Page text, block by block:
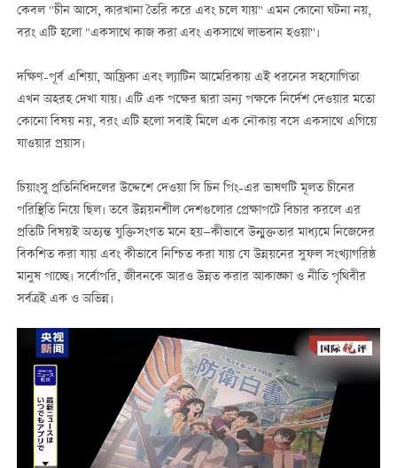
কেবল "চীন আসে, কারখানা তৈরি করে এবং চলে যায়" এমন কোনো ঘটনা নয়,
বরং এটি হলো "একসাথে কাজ করা এবং একসাথে লাভবান হওয়া"।
দক্ষিণ-পূর্ব এশিয়া, আফ্রিকা এবং ল্যাটিন আমেরিকায় এই ধরনের সহযোগিতা
এখন অহরহ দেখা যায়। এটি এক পক্ষের দ্বারা অন্য পক্ষকে নির্দেশ দেওয়ার মতো
কোনো বিষয় নয়, বরং এটি হলো সবাই মিলে এক নৌকায় বসে একসাথে এগিয়ে
যাওয়ার প্রয়াস।
চিয়াংসু প্রতিনিধিদলের উদ্দেশে দেওয়া সি চিন পিং-এর ভাষণটি মূলত চীনের
পরিস্থিতি নিয়ে ছিল। তবে উন্নয়নশীল দেশগুলোর প্রেক্ষাপটে বিচার করলে এর
প্রতিটি বিষয়ই অত্যন্ত যুক্তিসংগত মনে হয়—কীভাবে উন্মুক্ততার মাধ্যমে নিজেদের
বিকশিত করা যায় এবং কীভাবে নিশ্চিত করা যায় যে উন্নয়নের সুফল সংখ্যাগরিষ্ঠ
মানুষ পাচ্ছে। সর্বোপরি, জীবনকে আরও উন্নত করার আকাঙ্ক্ষা ও নীতি পৃথিবীর
সর্বত্রই এক ও অভিন্ন।